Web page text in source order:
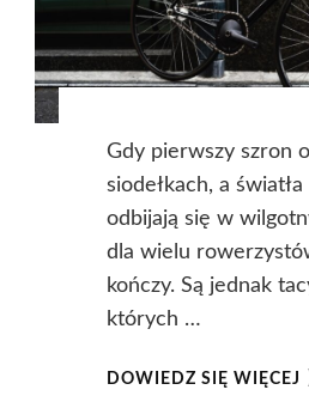
Gdy pierwszy szron
siodełkach, a
odbijają się w
dla wielu
kończy. Są jednak
których …
DOWIEDZ SIĘ WIĘCEJ